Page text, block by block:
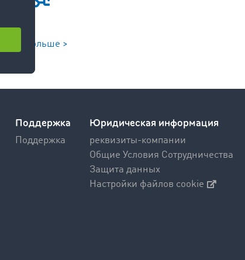
больше >
Поддержка
Поддержка
Юридическая информация
реквизиты-компании
Общие Условия Сотрудничества
Защита данных
Настройки файлов cookie